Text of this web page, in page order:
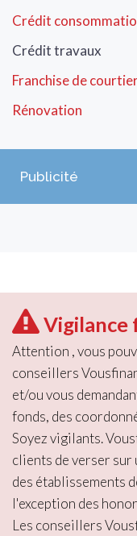
Crédit
Crédit travaux
Franchise de
Rénovation
Publicité
Vigilance
Attention , vous
conseillers
et/ou vous
fonds, des
Soyez vigilants.
clients de verser sur
des établissements
l'exception des
Les conseillers